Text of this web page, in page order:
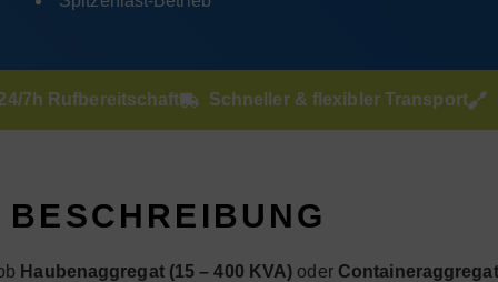
7h Rufbereitschaft Schneller & flexibler Transport
BESCHREIBUNG
Haubenaggregat (15 – 400 KVA) oder